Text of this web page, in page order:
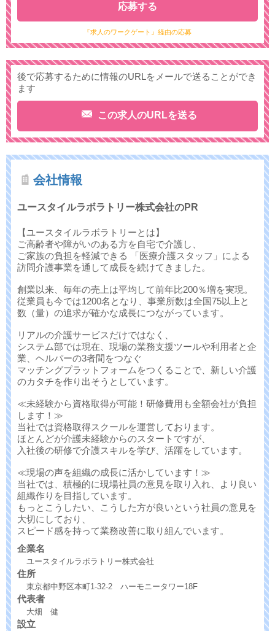
『求人のワークゲート』経由の応募
応募する
後で応募するために情報のURLをメールで送ることができ
ます
この求人のURLを送る
会社情報
ユースタイルラボラトリー株式会社のPR
【ユースタイルラボラトリーとは】
ご高齢者や障がいのある方を自宅で介護し、
ご家族の負担を軽減できる 「医療介護スタッフ」による
訪問介護事業を通して成長を続けてきました。
創業以来、毎年の売上は平均して前年比200％増を実現。
従業員も今では1200名となり、事業所数は全国75以上と
数（量）の追求が確かな成長につながっています。
リアルの介護サービスだけではなく、
システム部では現在、現場の業務支援ツールや利用者と企
業、ヘルパーの3者間をつなぐ
マッチングプラットフォームをつくることで、新しい介護
のカタチを作り出そうとしています。
≪未経験から資格取得が可能！研修費用も全額会社が負担
します！≫
当社では資格取得スクールを運営しております。
ほとんどが介護未経験からのスタートですが、
入社後の研修で介護スキルを学び、活躍をしています。
≪現場の声を組織の成長に活かしています！≫
当社では、積極的に現場社員の意見を取り入れ、より良い
組織作りを目指しています。
もっとこうしたい、こうした方が良いという社員の意見を
大切にしており、
スピード感を持って業務改善に取り組んでいます。
企業名
ユースタイルラボラトリー株式会社
住所
東京都中野区本町1-32-2 ハーモニータワー18F
代表者
大畑 健
設立